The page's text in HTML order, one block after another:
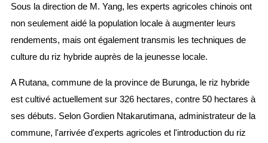
Sous la direction de M. Yang, les experts agricoles chinois ont
non seulement aidé la population locale à augmenter leurs
rendements, mais ont également transmis les techniques de
culture du riz hybride auprès de la jeunesse locale.
A Rutana, commune de la province de Burunga, le riz hybride
est cultivé actuellement sur 326 hectares, contre 50 hectares à
ses débuts. Selon Gordien Ntakarutimana, administrateur de la
commune, l'arrivée d'experts agricoles et l'introduction du riz